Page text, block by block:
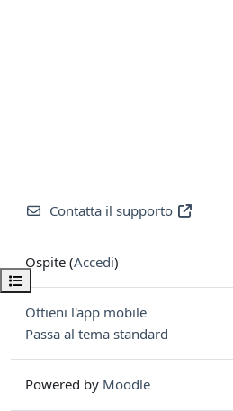
Apri indice del corso
Contatta il supporto
Ospite (Accedi)
Ottieni l'app mobile
Passa al tema standard
Powered by Moodle